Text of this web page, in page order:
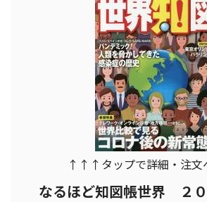
↑↑↑タップで詳細・注
なるほど知図帳世界 ２